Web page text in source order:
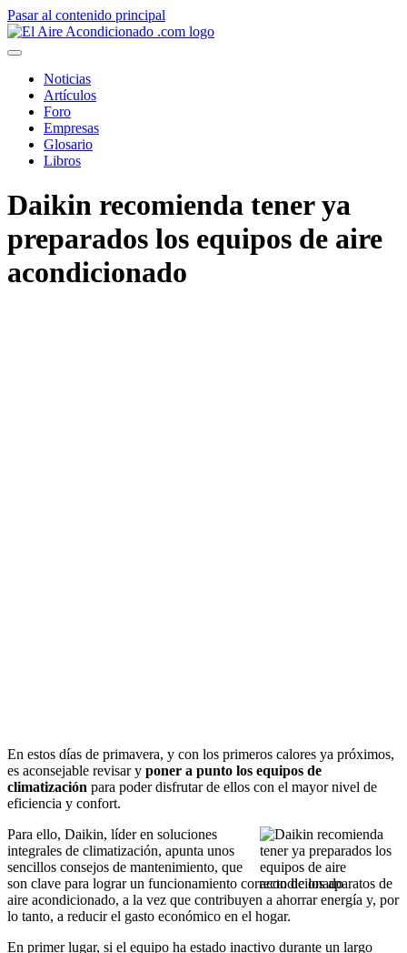
Pasar al contenido principal
Noticias
Artículos
Foro
Empresas
Glosario
Libros
Daikin recomienda tener ya
preparados los equipos de aire
acondicionado
En estos días de primavera, y con los primeros calores ya próximos,
es aconsejable revisar y poner a punto los equipos de
climatización para poder disfrutar de ellos con el mayor nivel de
eficiencia y confort.
Para ello, Daikin, líder en soluciones
integrales de climatización, apunta unos
sencillos consejos de mantenimiento, que
son clave para lograr un funcionamiento correcto de los aparatos de
aire acondicionado, a la vez que contribuyen a ahorrar energía y, por
lo tanto, a reducir el gasto económico en el hogar.
En primer lugar, si el equipo ha estado inactivo durante un largo